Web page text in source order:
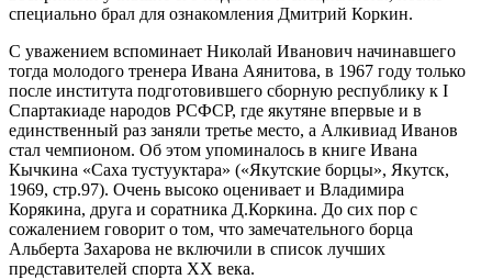
специально брал для ознакомления Дмитрий Коркин.
С уважением вспоминает Николай Иванович начинавшего
тогда молодого тренера Ивана Аянитова, в 1967 году только
после института подготовившего сборную республику к I
Спартакиаде народов РСФСР, где якутяне впервые и в
единственный раз заняли третье место, а Алкивиад Иванов
стал чемпионом. Об этом упоминалось в книге Ивана
Кычкина «Саха тустууктара» («Якутские борцы», Якутск,
1969, стр.97). Очень высоко оценивает и Владимира
Корякина, друга и соратника Д.Коркина. До сих пор с
сожалением говорит о том, что замечательного борца
Альберта Захарова не включили в список лучших
представителей спорта ХХ века.